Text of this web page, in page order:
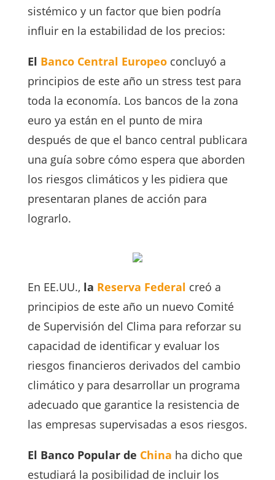
sistémico y un factor que bien podría
influir en la estabilidad de los precios:
El Banco Central Europeoconcluyó a
principios de este año un stress test para
toda la economía. Los bancos de la zona
euro ya están en el punto de mira
después de que el banco central publicara
una guía sobre cómo espera que aborden
los riesgos climáticos y les pidiera que
presentaran planes de acción para
lograrlo.
En EE.UU., la Reserva Federal creó a
principios de este año un nuevo Comité
de Supervisión del Clima para reforzar su
capacidad de identificar y evaluar los
riesgos financieros derivados del cambio
climático y para desarrollar un programa
adecuado que garantice la resistencia de
las empresas supervisadas a esos riesgos.
El Banco Popular de China ha dicho que
estudiará la posibilidad de incluir los